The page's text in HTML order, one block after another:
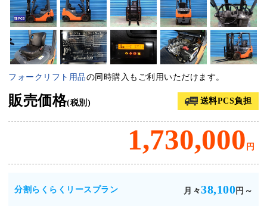
フォークリフト用品の同時購入もご利用いただけます。
販売価格(税別) 送料PCS負担
1,730,000 円
分割らくらくリースプラン 月々38,100 円～